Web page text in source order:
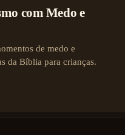
com Medo e
de medo e
da Bíblia para crianças.